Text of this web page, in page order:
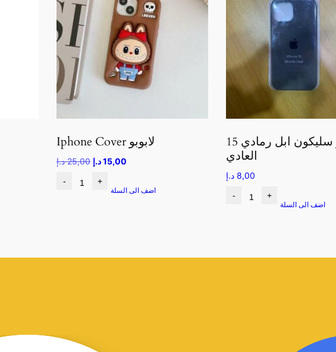
Iphone Cover لابوبو
25,00 د.إ 15,00د.إ
- +
اضف الى السلة
كفر سليكون ابل رمادي 15
العادي
8,00 د.إ
- +
اضف الى السلة